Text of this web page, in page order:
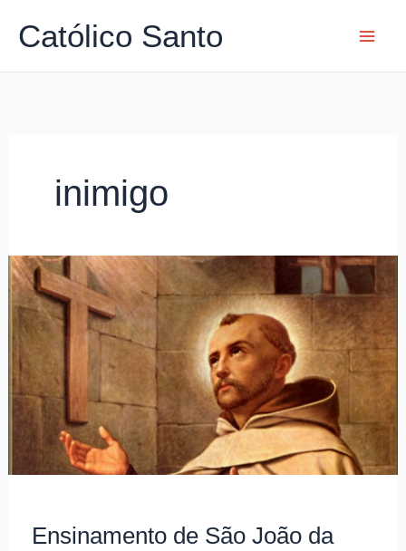
paraCatólico Santo
inimigo
Ensinamento de São João da